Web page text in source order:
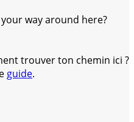
way around here?
trouver ton chemin ici ?
guide.